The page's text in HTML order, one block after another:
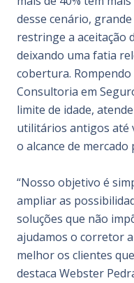
desse cenário,
restringe a aceitação
deixando uma fatia
cobertura. Rompendo
Consultoria em
limite de idade,
utilitários antigos até
o alcance de
“Nosso objetivo é
ampliar as
soluções que não
ajudamos o corretor
melhor os clientes
destaca Webster